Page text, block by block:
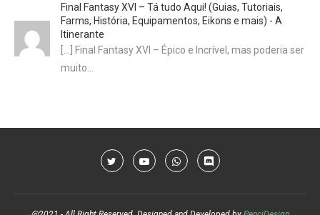
Final Fantasy XVI – Tá tudo Aqui! (Guias, Tutoriais,
Farms, História, Equipamentos, Eikons e mais) - A
Itinerante
[…] Final Fantasy XVI – Épico e Incrível, mas poderia ser
muito…